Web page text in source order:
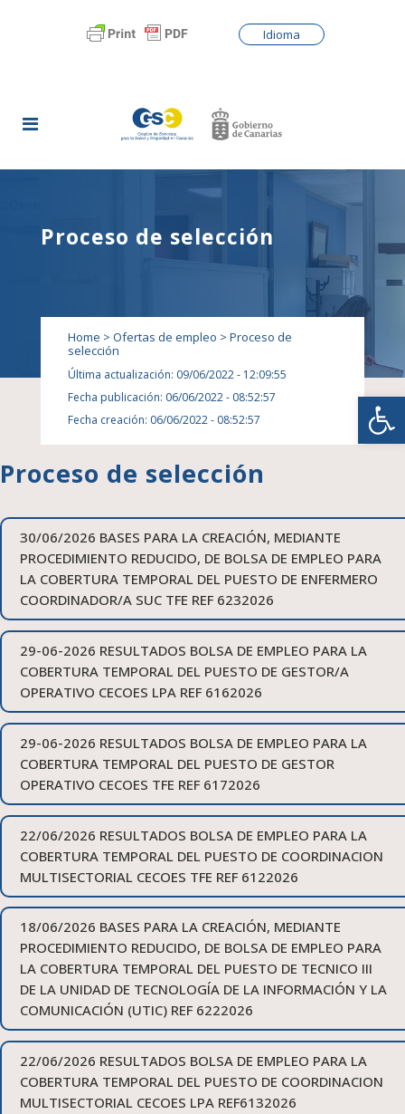
Idioma
Proceso de selección
Home > Ofertas de empleo > Proceso de
selección
Última actualización: 09/06/2022 - 12:09:55
Fecha publicación: 06/06/2022 - 08:52:57
Fecha creación: 06/06/2022 - 08:52:57
Proceso de selección
30/06/2026 BASES PARA LA CREACIÓN, MEDIANTE
PROCEDIMIENTO REDUCIDO, DE BOLSA DE EMPLEO PARA
LA COBERTURA TEMPORAL DEL PUESTO DE ENFERMERO
COORDINADOR/A SUC TFE REF 6232026
29-06-2026 RESULTADOS BOLSA DE EMPLEO PARA LA
COBERTURA TEMPORAL DEL PUESTO DE GESTOR/A
OPERATIVO CECOES LPA REF 6162026
29-06-2026 RESULTADOS BOLSA DE EMPLEO PARA LA
COBERTURA TEMPORAL DEL PUESTO DE GESTOR
OPERATIVO CECOES TFE REF 6172026
22/06/2026 RESULTADOS BOLSA DE EMPLEO PARA LA
COBERTURA TEMPORAL DEL PUESTO DE COORDINACION
MULTISECTORIAL CECOES TFE REF 6122026
18/06/2026 BASES PARA LA CREACIÓN, MEDIANTE
PROCEDIMIENTO REDUCIDO, DE BOLSA DE EMPLEO PARA
LA COBERTURA TEMPORAL DEL PUESTO DE TECNICO III
DE LA UNIDAD DE TECNOLOGÍA DE LA INFORMACIÓN Y LA
COMUNICACIÓN (UTIC) REF 6222026
22/06/2026 RESULTADOS BOLSA DE EMPLEO PARA LA
COBERTURA TEMPORAL DEL PUESTO DE COORDINACION
MULTISECTORIAL CECOES LPA REF6132026